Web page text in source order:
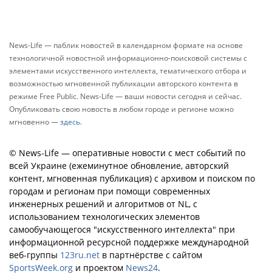
News-Life — паблик новостей в календарном формате на основе
технологичной новостной информационно-поисковой системы с
элементами искусственного интеллекта, тематического отбора и
возможностью мгновенной публикации авторского контента в
режиме Free Public. News-Life — ваши новости сегодня и сейчас.
Опубликовать свою новость в любом городе и регионе можно
мгновенно —здесь.
© News-Life — оперативные новости с мест событий по
всей Украине (ежеминутное обновление, авторский
контент, мгновенная публикация) с архивом и поиском по
городам и регионам при помощи современных
инженерных решений и алгоритмов от NL, с
использованием технологических элементов
самообучающегося "искусственного интеллекта" при
информационной ресурсной поддержке международной
веб-группы 123ru.net в партнёрстве с сайтом
SportsWeek.org и проектом News24.